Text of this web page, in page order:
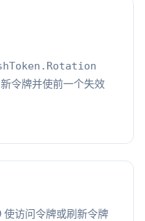
令牌并使前一个失效
访问令牌或刷新令牌